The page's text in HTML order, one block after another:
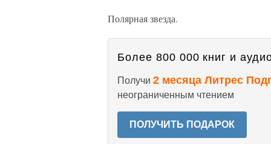
Полярная звезда.
Более 800 000 книг и
Получи 2 месяца Литрес
неограниченным чтением
ПОЛУЧИТЬ ПОДАРОК